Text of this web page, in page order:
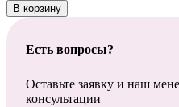
В корзину
Есть вопросы?
Оставьте заявку и наш
консультации